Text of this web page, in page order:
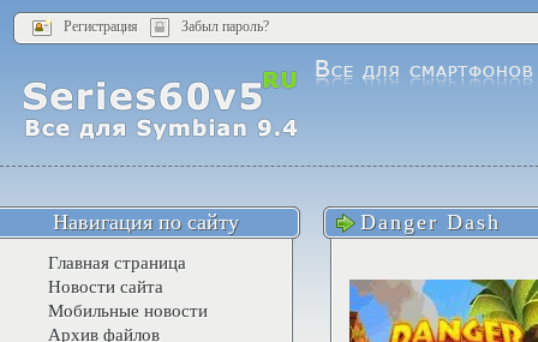
Регистрация Забыл пароль?
Danger Dash
Навигация по сайту
Главная страница
Новости сайта
Мобильные новости
Архив файлов